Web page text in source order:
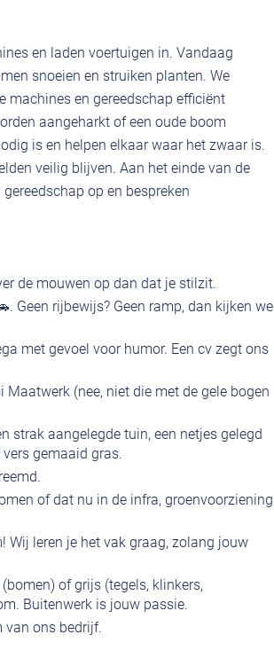
en laden voertuigen in. Vandaag
snoeien en struiken planten. We
machines en gereedschap efficiënt
aangeharkt of een oude boom
is en helpen elkaar waar het zwaar is.
veilig blijven. Aan het einde van de
op en bespreken
de mouwen op dan dat je stilzit.
Geen rijbewijs? Geen ramp, dan kijken we
met gevoel voor humor. Een cv zegt ons
(nee, niet die met de gele bogen
strak aangelegde tuin, een netjes gelegd
gemaaid gras.
of dat nu in de infra, groenvoorziening
Wij leren je het vak graag, zolang jouw
of grijs (tegels, klinkers,
Buitenwerk is jouw passie.
van ons bedrijf.